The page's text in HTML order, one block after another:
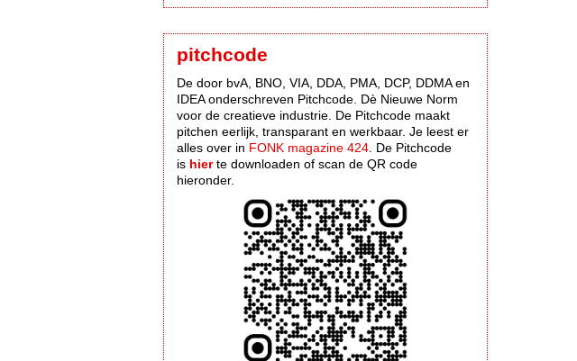
pitchcode
De door bvA, BNO, VIA, DDA, PMA, DCP, DDMA en
IDEA onderschreven Pitchcode. Dè Nieuwe Norm
voor de creatieve industrie. De Pitchcode maakt
pitchen eerlijk, transparant en werkbaar. Je leest er
alles over in FONK magazine 424 . De Pitchcode
is hierte downloaden of scan de QR code
hieronder.